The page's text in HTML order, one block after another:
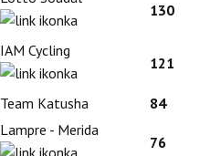
130
IAM Cycling
121
Team Katusha 84
Lampre - Merida
76